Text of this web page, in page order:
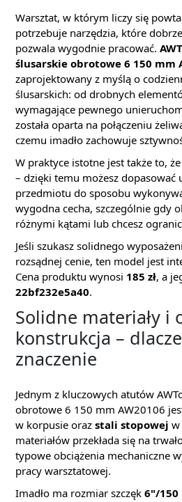
Warsztat, w którym liczy się
potrzebuje narzędzia, które
pozwala wygodnie pracować.
ślusarskie obrotowe 6 150 mm
zaprojektowany z myślą o
ślusarskich: od drobnych
wymagające pewnego
została oparta na połączeniu
czemu imadło zachowuje
W praktyce istotne jest także to,
– dzięki temu możesz
przedmiotu do sposobu
wygodna cecha, szczególnie gdy
różnymi kątami lub chcesz
Jeśli szukasz solidnego
rozsądnej cenie, ten model jest
Cena produktu wynosi 185 zł, a
22bf232e5a40.
Solidne materiały i
konstrukcja –
znaczenie
Jednym z kluczowych atutów
obrotowe 6 150 mm AW20106
w korpusie oraz stali stopowej w
materiałów przekłada się na
typowe obciążenia mechaniczne
pracy warsztatowej.
Imadło ma rozmiar szczęk 6"/150